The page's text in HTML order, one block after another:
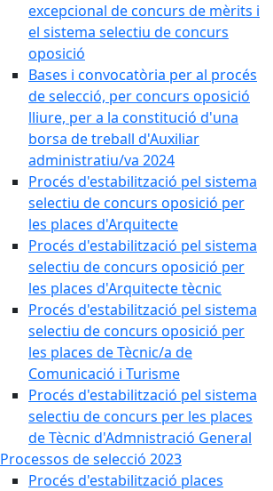
excepcional de concurs de mèrits i
el sistema selectiu de concurs
oposició
Bases i convocatòria per al procés
de selecció, per concurs oposició
lliure, per a la constitució d'una
borsa de treball d'Auxiliar
administratiu/va 2024
Procés d'estabilització pel sistema
selectiu de concurs oposició per
les places d'Arquitecte
Procés d'estabilització pel sistema
selectiu de concurs oposició per
les places d'Arquitecte tècnic
Procés d'estabilització pel sistema
selectiu de concurs oposició per
les places de Tècnic/a de
Comunicació i Turisme
Procés d'estabilització pel sistema
selectiu de concurs per les places
de Tècnic d'Admnistració General
Processos de selecció 2023
Procés d'estabilització places